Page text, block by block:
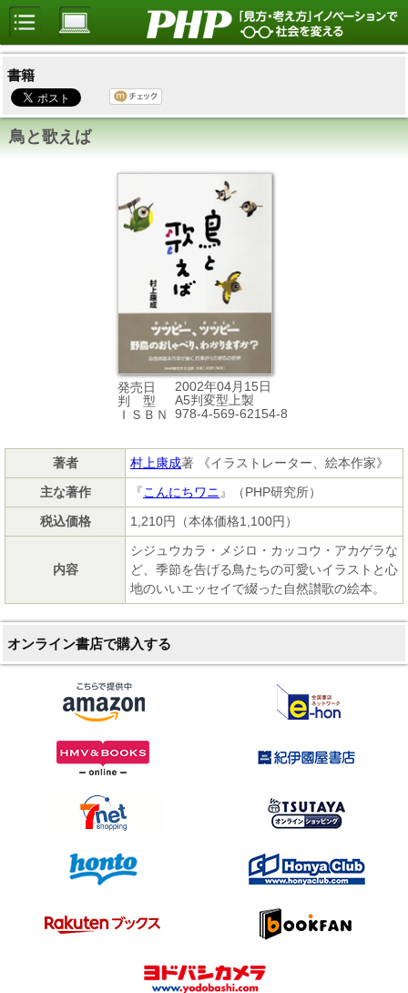
書籍
鳥と歌えば
発売日
2002年04月15日
判 型
A5判変型上製
ＩＳＢＮ
978-4-569-62154-8
著者 村上康成著 《イラストレーター、絵本作家》
主な著作
『こんにちワニ 』（PHP研究所）
税込価格
1,210円（本体価格1,100円）
内容
シジュウカラ・メジロ・カッコウ・アカゲラな
ど、季節を告げる鳥たちの可愛いイラストと心
地のいいエッセイで綴った自然讃歌の絵本。
オンライン書店で購入する